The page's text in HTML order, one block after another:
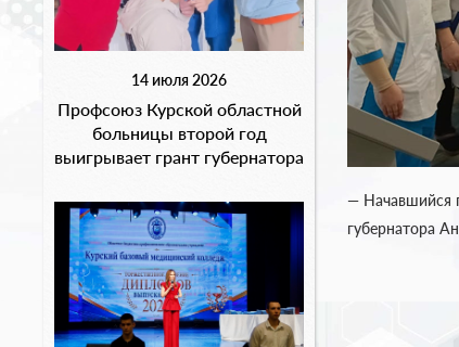
14 июля 2026
Профсоюз Курской областной
больницы второй год
выигрывает грант губернатора
— Начавшийся
губернатора